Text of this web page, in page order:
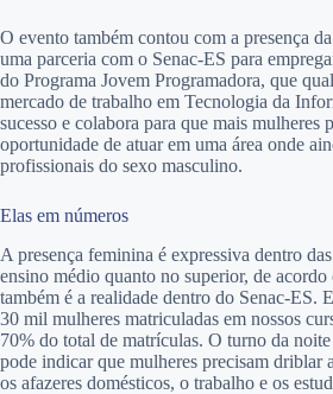
O evento também contou com a presença
uma parceria com o Senac-ES para
do Programa Jovem Programadora, que
mercado de trabalho em Tecnologia da
sucesso e colabora para que mais mulheres
oportunidade de atuar em uma área onde
profissionais do sexo masculino.
Elas em números
A presença feminina é expressiva dentro
ensino médio quanto no superior, de acordo
também é a realidade dentro do Senac-ES.
30 mil mulheres matriculadas em nossos
70% do total de matrículas. O turno da
pode indicar que mulheres precisam driblar
os afazeres domésticos, o trabalho e os